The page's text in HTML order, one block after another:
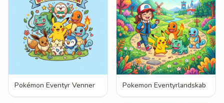
Pokémon Eventyr Venner Pokemon Eventyrlandskab